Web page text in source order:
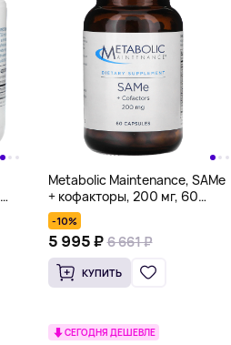
Metabolic Maintenance, SAMe
+ кофакторы, 200 мг, 60
капсул
-10%
5 995 ₽ 6 661 ₽
КУПИТЬ
СЕГОДНЯ ДЕШЕВЛЕ